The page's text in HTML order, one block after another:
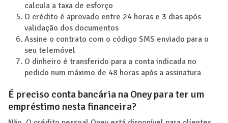
calcula a taxa de esforço
O crédito é aprovado entre 24 horas e 3 dias após
validação dos documentos
Assine o contrato com o código SMS enviado para o
seu telemóvel
O dinheiro é transferido para a conta indicada no
pedido num máximo de 48 horas após a assinatura
É preciso conta bancária na Oney para ter um
empréstimo nesta financeira?